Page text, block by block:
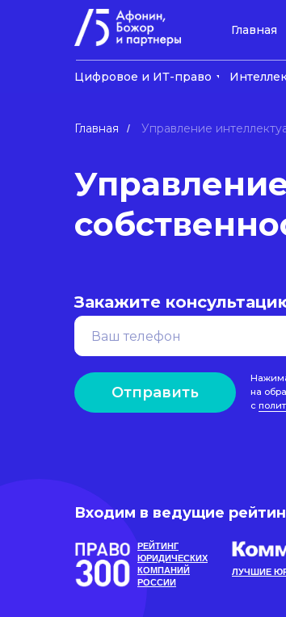
Главная
Цифровое и ИТ-право
Главная / Управление
Закажите
Отправить
на
с
Входим в ведущие
РЕЙТИНГ
ЮРИДИЧЕСКИХ
КОМПАНИЙ
РОССИИ
ЛУЧШИЕ